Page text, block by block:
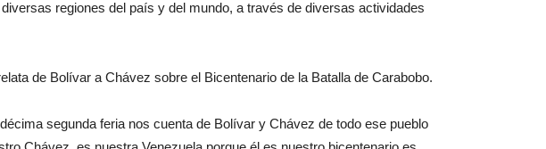
regiones del país y del mundo, a través de diversas actividades
de Bolívar a Chávez sobre el Bicentenario de la Batalla de Carabobo.
segunda feria nos cuenta de Bolívar y Chávez de todo ese pueblo